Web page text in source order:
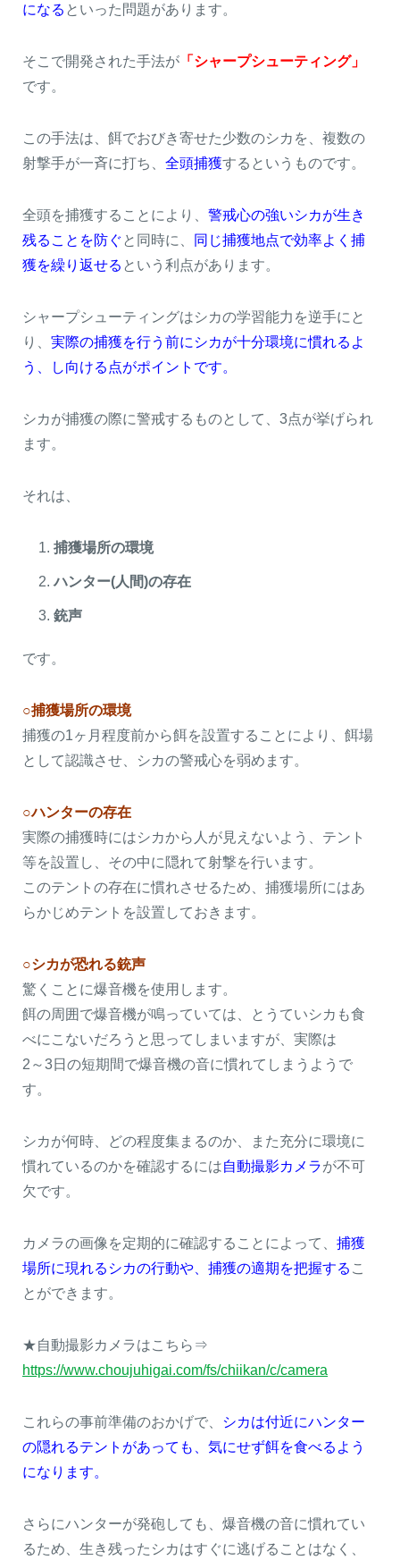
になる といった問題があります。
そこで開発された手法が 「シャープシューティング」
です。
この手法は、餌でおびき寄せた少数のシカを、複数の
射撃手が一斉に打ち、 全頭捕獲するというものです。
全頭を捕獲することにより、 警戒心の強いシカが生き
残ることを防ぐ と同時に、
同じ捕獲地点で効率よく捕
獲を繰り返せる という利点があります。
シャープシューティングはシカの学習能力を逆手にと
り、 実際の捕獲を行う前にシカが十分環境に慣れるよ
う、し向ける点がポイントです。
シカが捕獲の際に警戒するものとして、3点が挙げられ
ます。
それは、
捕獲場所の環境
ハンター(人間)の存在
銃声
です。
○捕獲場所の環境
捕獲の1ヶ月程度前から餌を設置することにより、餌場
として認識させ、シカの警戒心を弱めます。
○ハンターの存在
実際の捕獲時にはシカから人が見えないよう、テント
等を設置し、その中に隠れて射撃を行います。
このテントの存在に慣れさせるため、捕獲場所にはあ
らかじめテントを設置しておきます。
○シカが恐れる銃声
驚くことに爆音機を使用します。
餌の周囲で爆音機が鳴っていては、とうていシカも食
べにこないだろうと思ってしまいますが、実際は
2～3日の短期間で爆音機の音に慣れてしまうようで
す。
シカが何時、どの程度集まるのか、また充分に環境に
慣れているのかを確認するには自動撮影カメラが不可
欠です。
カメラの画像を定期的に確認することによって、 捕獲
場所に現れるシカの行動や、捕獲の適期を把握する こ
とができます。
★自動撮影カメラはこちら⇒
https://www.choujuhigai.com/fs/chiikan/c/camera
これらの事前準備のおかげで、
シカは付近にハンター
の隠れるテントがあっても、気にせず餌を食べるよう
になります。
さらにハンターが発砲しても、爆音機の音に慣れてい
るため、生き残ったシカはすぐに逃げることはなく、